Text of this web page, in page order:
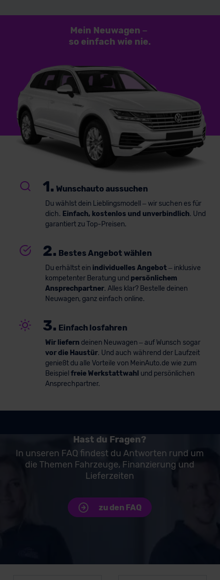
Mein Neuwagen –
so einfach wie nie.
1. Wunschauto aussuchen
Du wählst dein Lieblingsmodell – wir suchen es für
dich. Einfach, kostenlos und unverbindlich. Und
garantiert zu Top-Preisen.
2. Bestes Angebot wählen
Du erhältst ein individuelles Angebot – inklusive
kompetenter Beratung und persönlichem
Ansprechpartner. Alles klar? Bestelle deinen
Neuwagen, ganz einfach online.
3. Einfach losfahren
Wir liefern deinen Neuwagen – auf Wunsch sogar
vor die Haustür. Und auch während der Laufzeit
genießt du alle Vorteile von MeinAuto.de wie zum
Beispiel freie Werkstattwahl und persönlichen
Ansprechpartner.
Hast du Fragen?
In unseren FAQ findest du Antworten rund um
die Themen Fahrzeuge, Finanzierung und
Lieferzeiten
zu den FAQ